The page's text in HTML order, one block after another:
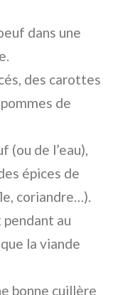
dans une
des carottes
de
(ou de l’eau),
épices de
coriandre…).
au
la viande
bonne cuillère